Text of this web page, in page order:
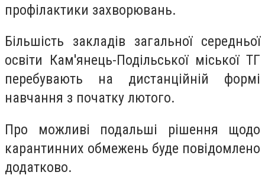
профілактики захворювань.
Більшість закладів загальної середньої
освіти Кам'янець-Подільської міської ТГ
перебувають на дистанційній формі
навчання з початку лютого.
Про можливі подальші рішення щодо
карантинних обмежень буде повідомлено
додатково.